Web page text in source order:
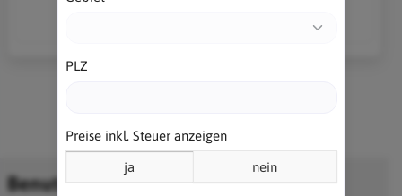
Benutzerkonto Information
PLZ
Preise inkl. Steuer anzeigen
ja nein